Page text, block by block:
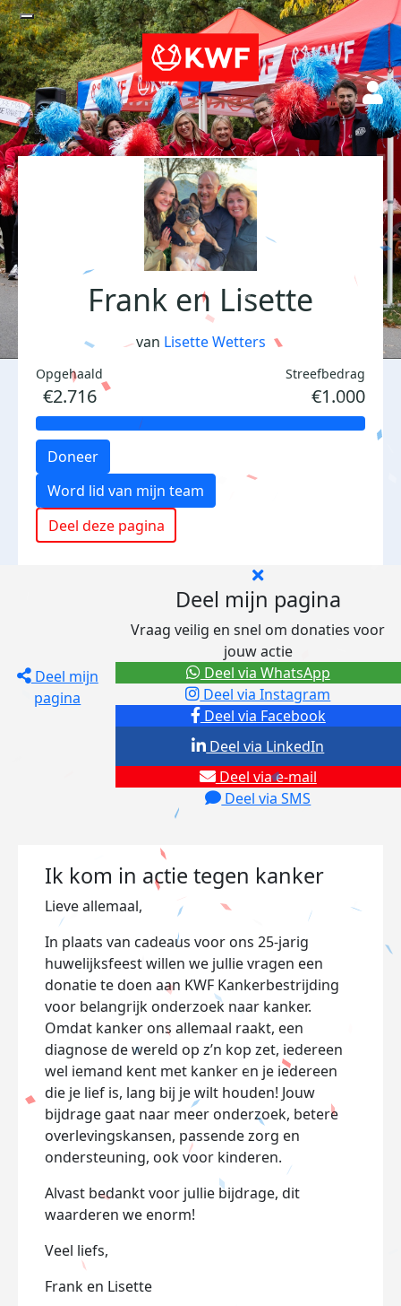
Frank en Lisette
van Lisette Wetters
Opgehaald
€2.716
Streefbedrag
€1.000
Doneer
Word lid van mijn team
Deel deze pagina
Deel mijn
pagina
Deel mijn pagina
Vraag veilig en snel om donaties voor
jouw actie
Deel via Facebook
Deel via Instagram
Deel via e-mail
Deel via SMS
Deel via LinkedIn
Deel via WhatsApp
Ik kom in actie tegen kanker
Lieve allemaal,
In plaats van cadeaus voor ons 25-jarig
huwelijksfeest willen we jullie vragen een
donatie te doen aan KWF Kankerbestrijding
voor belangrijk onderzoek naar kanker.
Omdat kanker ons allemaal raakt, een
diagnose de wereld op z’n kop zet, iedereen
wel iemand kent met kanker en je iedereen
die je lief is, lang bij je wilt houden! Jouw
bijdrage gaat naar meer onderzoek, betere
overlevingskansen, passende zorg en
ondersteuning, ook voor kinderen.
Alvast bedankt voor jullie bijdrage, dit
waarderen we enorm!
Veel liefs,
Frank en Lisette